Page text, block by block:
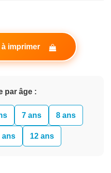
imprimer
par âge :
7 ans 8 ans
ans 12 ans